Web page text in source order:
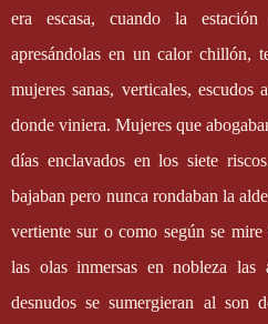
era escasa, cuando la
apresándolas en un calor chillón,
mujeres sanas, verticales,
donde viniera. Mujeres que
días enclavados en los siete
bajaban pero nunca rondaban la
vertiente sur o como según se
las olas inmersas en nobleza las
desnudos se sumergieran al son